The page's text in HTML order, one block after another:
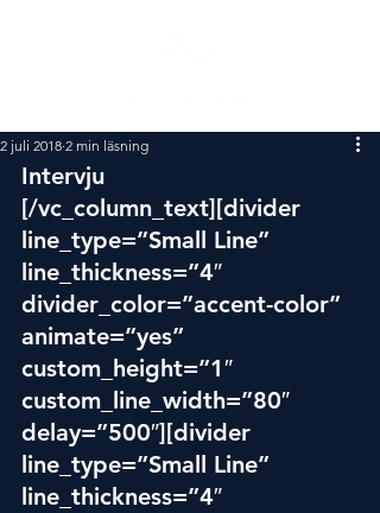
2 juli 2018 2 min läsning
Intervju
[/vc_column_text][divider
line_type=”Small Line”
line_thickness=”4″
divider_color=”accent-color”
animate=”yes”
custom_height=”1″
custom_line_width=”80″
delay=”500″][divider
line_type=”Small Line”
line_thickness=”4″